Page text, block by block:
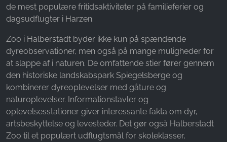
de mest populære fritidsaktiviteter på familieferier og
dagsudflugter i Harzen.
Zoo i Halberstadt byder ikke kun på spændende
dyreobservationer, men også på mange muligheder for
at slappe af i naturen. De omfattende stier fører gennem
den historiske landskabspark Spiegelsberge og
kombinerer dyreoplevelser med gåture og
naturoplevelser. Informationstavler og
oplevelsesstationer giver interessante fakta om dyr,
artsbeskyttelse og levesteder. Det gør også Halberstadt
Zoo til et populært udflugtsmål for skoleklasser,